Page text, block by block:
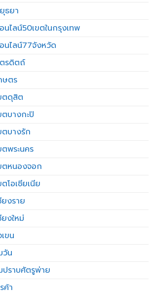
ธยา
นไลน์50เขตในกรุงเทพ
นไลน์77จังหวัด
รดิตถ์
ษตร
ตดุสิต
บางกะปิ
ตบางรัก
พระนคร
ตหนองจอก
โอเชียเนีย
ยงราย
งใหม่
ขน
วัน
ปราบศัตรูพ่าย
ค้า